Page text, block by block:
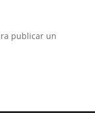
publicar un